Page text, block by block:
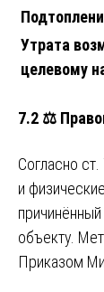
Утрата
целевому
7.2 ⚖️
Согласно
и
объекту.
Приказом